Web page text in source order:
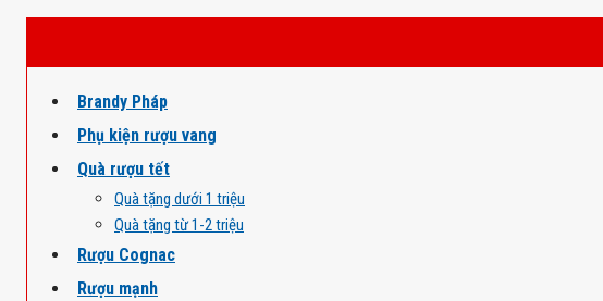
Brandy Pháp
Phụ kiện rượu vang
Quà rượu tết
Quà tặng dưới 1 triệu
Quà tặng từ 1-2 triệu
Rượu Cognac
Rượu mạnh